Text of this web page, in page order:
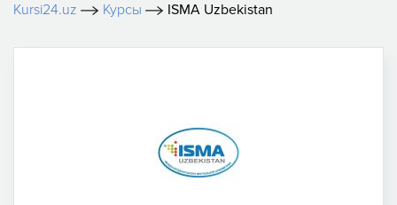
Kursi24.uz Курсы ISMA Uzbekistan